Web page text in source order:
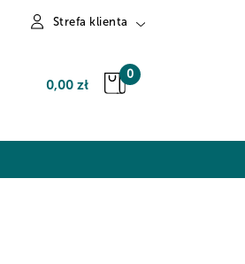
Strefa klienta
Zaloguj się
Zarejestruj się
0,00 zł
0